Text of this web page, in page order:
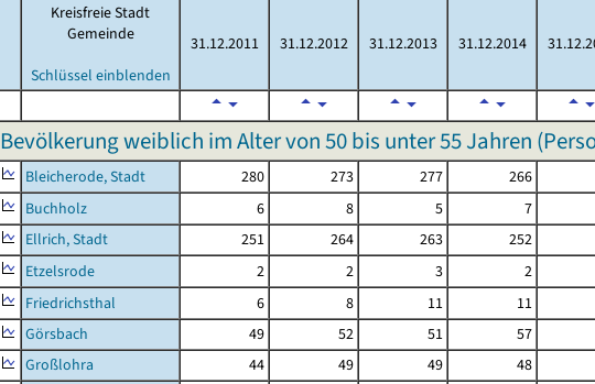
Kreisfreie Stadt
Gemeinde
Schlüssel einblenden
31.12.2011 31.12.2012 31.12.2013 31.12.2014
Bevölkerung weiblich im Alter von 50 bis unter 55 Jahren
Bleicherode, Stadt 280 273 277 266
Buchholz
6 8 5 7
Ellrich, Stadt
251 264 263 252
Etzelsrode
2 2 3 2
Friedrichsthal
6 8 11 11
Görsbach
49 52 51 57
Großlohra
44 49 49 48